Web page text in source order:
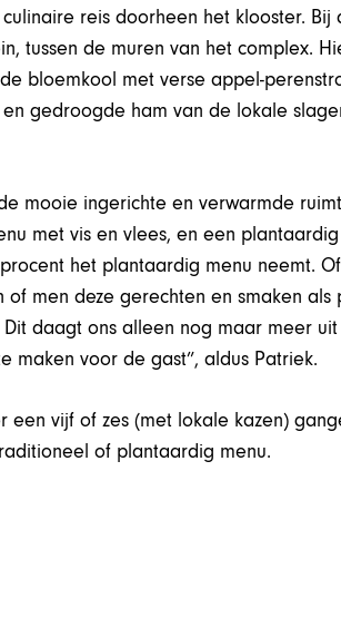
reis doorheen het klooster. Bij
tussen de muren van het complex.
bloemkool met verse appel-
gedroogde ham van de lokale
mooie ingerichte en verwarmde
met vis en vlees, en een
het plantaardig menu neemt.
men deze gerechten en smaken als
daagt ons alleen nog maar meer
maken voor de gast”, aldus Patriek.
vijf of zes (met lokale kazen)
of plantaardig menu.